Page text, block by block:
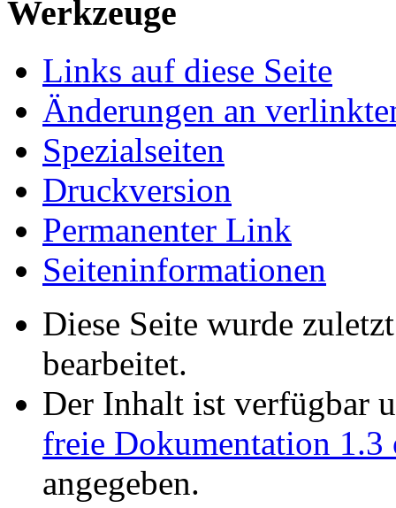
Werkzeuge
Links auf diese Seite
Änderungen an
Spezialseiten
Druckversion
Permanenter Link
Seiten­informationen
Diese Seite wurde
bearbeitet.
Der Inhalt ist verfügbar
freie Dokumentation 1.3
angegeben.